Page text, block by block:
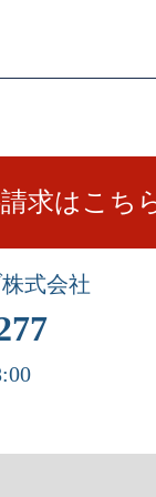
求はこち
式会社